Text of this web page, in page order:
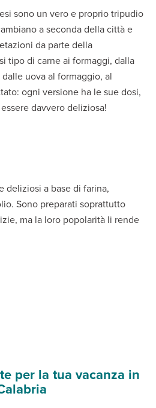
sono un vero e proprio tripudio
a seconda della città e
da parte della
tipo di carne ai formaggi, dalla
uova al formaggio, al
ogni versione ha le sue dosi,
davvero deliziosa!
deliziosi a base di farina,
Sono preparati soprattutto
ma la loro popolarità li rende
per la tua vacanza in